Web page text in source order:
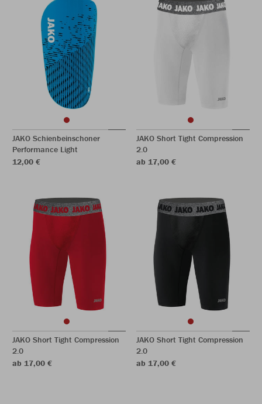
JAKO Schienbeinschoner
Performance Light
12,00 €
JAKO Short Tight Compression
2.0
ab 17,00 €
JAKO Short Tight Compression
2.0
ab 17,00 €
JAKO Short Tight Compression
2.0
ab 17,00 €